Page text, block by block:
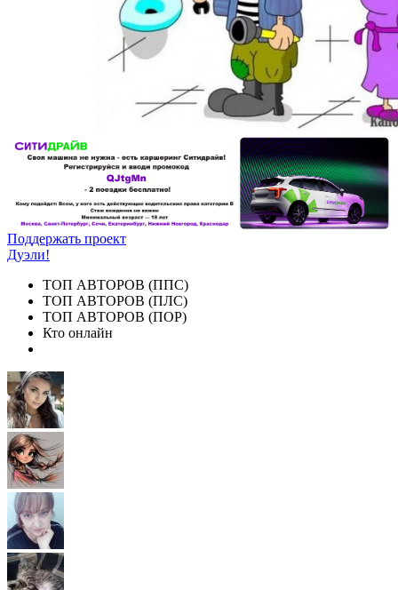
Поддержать проект
Дуэли!
ТОП АВТОРОВ (ППС)
ТОП АВТОРОВ (ПЛС)
ТОП АВТОРОВ (ПОР)
Кто онлайн